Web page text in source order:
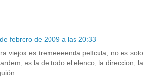
febrero de 2009 a las 20:33
viejos es tremeeeenda película, no es solo
es la de todo el elenco, la direccion, la